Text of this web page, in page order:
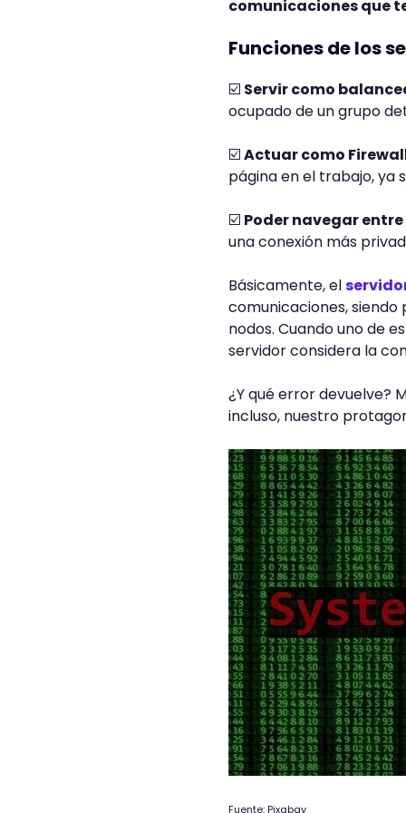
comunicaciones que
Funciones de los
☑️ Servir como
ocupado de un grupo
☑️Actuar como
página en el trabajo, ya
☑️ Poder navegar
una conexión más
Básicamente, el
comunicaciones,
nodos. Cuando uno de
servidor considera la
¿Y qué error devuelve?
incluso, nuestro
Fuente: Pixabay